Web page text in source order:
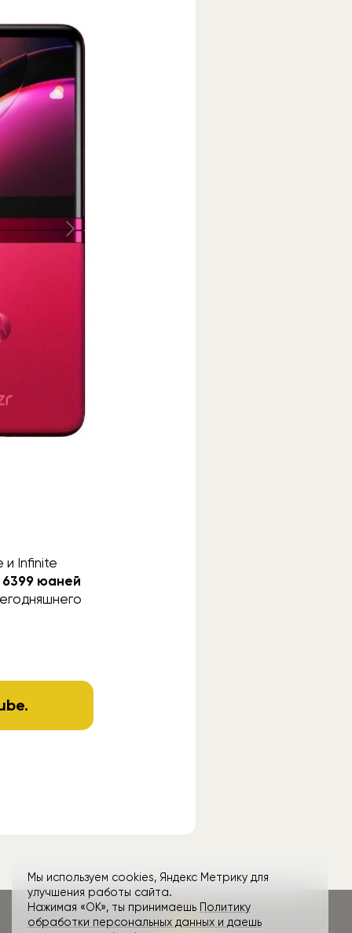
и Infinite
6399 юаней
.
Мы используем cookies, Яндекс Метрику для
улучшения работы сайта.
Нажимая «ОК», ты принимаешь Политику
обработки персональных данных и даешь